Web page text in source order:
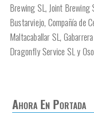
Brewing SL, Joint Brewing
Bustarviejo, Compañía de
Maltacaballar SL,
Dragonfly Service SL y
Ahora En Portada